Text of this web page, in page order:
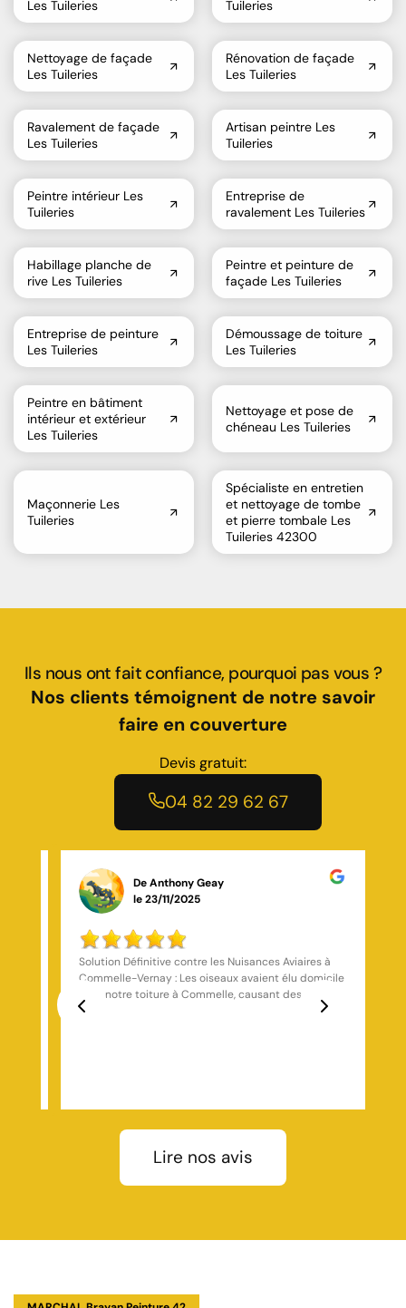
Les Tuileries
Tuileries
Nettoyage de façade
Les Tuileries
Rénovation de façade
Les Tuileries
Ravalement de façade
Les Tuileries
Artisan peintre Les
Tuileries
Peintre intérieur Les
Tuileries
Entreprise de
ravalement Les Tuileries
Habillage planche de
rive Les Tuileries
Peintre et peinture de
façade Les Tuileries
Entreprise de peinture
Les Tuileries
Démoussage de toiture
Les Tuileries
Peintre en bâtiment
intérieur et extérieur
Les Tuileries
Nettoyage et pose de
chéneau Les Tuileries
Maçonnerie Les
Tuileries
Spécialiste en entretien
et nettoyage de tombe
et pierre tombale Les
Tuileries 42300
Ils nous ont fait confiance, pourquoi pas vous ?
Nos clients témoignent de notre savoir
faire en couverture
Devis gratuit:
04 82 29 62 67
De Stéphane Chalopin
le 10/11/2025
Entreprise très sérieuse Travail très propre, rapide et
efficace, ramassage du chantier après chaque fin de
journée, super expérience avec cette entreprise je
recommande fortement
Lire nos avis